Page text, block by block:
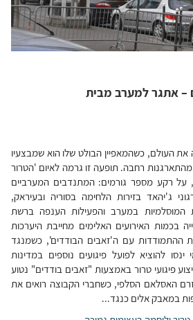
– אתגר למערב מבית
את העולם, כשהמאפיין הבולט שלו הוא שמבצעיו
רחבה. תופעה זו גרמה לאיום 'הטרור
רקע מספר גורמים: המתנדבים המערביים
ג'יהאד בזירות הלחימה בסוריה ובעיראק,
המוסלמיות במערב והפעילות הענפה ברשת
בכמות האירועים האלימים מחייבת היערכות
ההתמודדות עם ה'זאבים הבודדים', כשמנגד
להוציא לפועל פיגועים נוספים במדינות
פיגועי טרור באמצעות "זאבים בודדים" נטוע
האסלאם הסלפי, כשחברי הקבוצה רואים את
במאבק אלים כנגד...